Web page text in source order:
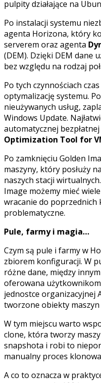
pulpity działające na
Po instalacji systemu
agenta Horizona, który
serverem oraz agenta
(DEM). Dzięki DEM dane
bez względu na rodzaj
Po tych czynnościach
optymalizację systemu.
nieużywanych usług,
Windows Update.
automatycznej
Optimization Tool for
Po zamknięciu Golden
maszyny, który posłuży
naszych stacji
Image możemy mieć
wracanie do
problematyczne.
Pule, farmy i magia…
Czym są pule i farmy w
zbiorem konfiguracji. W
różne dane, między
oferowana
jednostce organizacyjnej
tworzone obiekty
W tym miejscu warto
clone, która tworzy
snapshota i robi to
manualny proces
A co to oznacza w